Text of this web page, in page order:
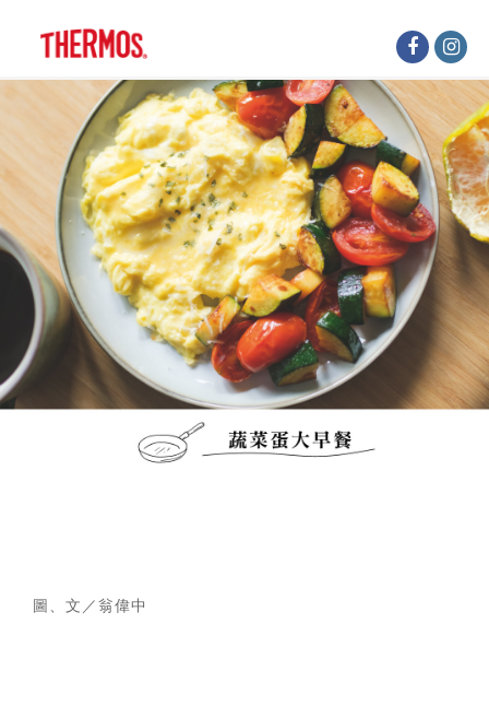
圖、文／翁偉中